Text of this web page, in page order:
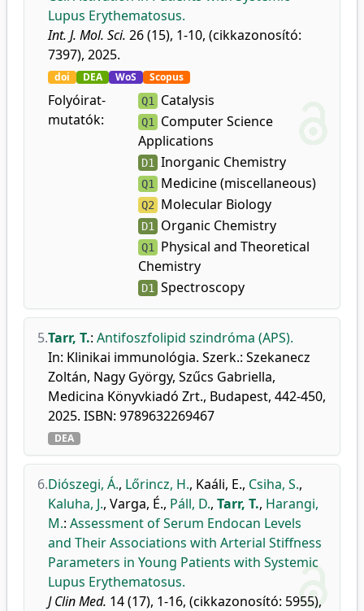
Lupus Erythematosus.
Int. J. Mol. Sci. 26 (15), 1-10, (cikkazonosító:
7397), 2025.
doi DEA WoS Scopus
Folyóirat-
mutatók:
Q1 Catalysis
Q1
Computer Science
Applications
D1 Inorganic Chemistry
Q1 Medicine (miscellaneous)
Q2 Molecular Biology
D1 Organic Chemistry
Q1
Physical and Theoretical
Chemistry
D1 Spectroscopy
5.Tarr, T.: Antifoszfolipid szindróma (APS).
In: Klinikai immunológia. Szerk.: Szekanecz
Zoltán, Nagy György, Szűcs Gabriella,
Medicina Könyvkiadó Zrt., Budapest, 442-450,
2025. ISBN: 9789632269467
DEA
6.Diószegi, Á., Lőrincz, H., Kaáli, E., Csiha, S.,
Kaluha, J., Varga, É., Páll, D., Tarr, T., Harangi,
M.: Assessment of Serum Endocan Levels
and Their Associations with Arterial Stiffness
Parameters in Young Patients with Systemic
Lupus Erythematosus.
J Clin Med. 14 (17), 1-16, (cikkazonosító: 5955),